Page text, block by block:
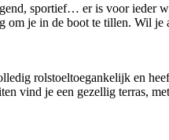
sportief… er is voor ieder
je in de boot te tillen. Wil
rolstoeltoegankelijk en
vind je een gezellig terras,